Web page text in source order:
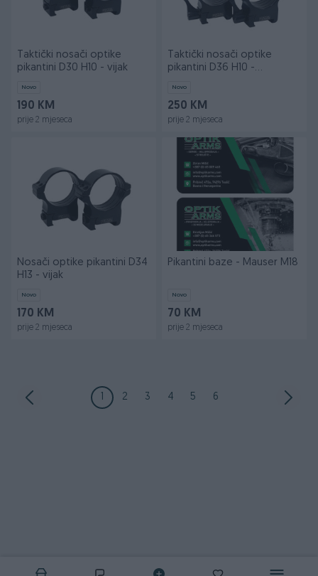
Taktički nosači optike
pikantini D30 H10 - vijak
Novo
190 KM
prije 2 mjeseca
Taktički nosači optike
pikantini D36 H10 -
Novo
250 KM
prije 2 mjeseca
Nosači optike pikantini D34
H13 - vijak
Novo
170 KM
prije 2 mjeseca
Pikantini baze - Mauser M18
Novo
70 KM
prije 2 mjeseca
1 2 3 4 5 6